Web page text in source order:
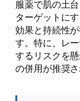
服薬で肌の土
ターゲットに
効果と持続性
す。特に、レ
するリスクを
の併用が推奨